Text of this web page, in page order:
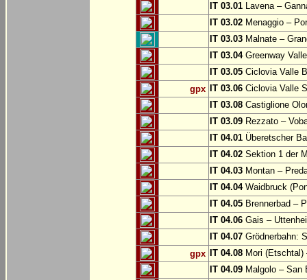
IT 03.01 Lavena –
IT 03.02 Menaggio –
IT 03.03 Malnate –
IT 03.04Greenway
IT 03.05 Ciclovia Valle
gpx
IT 03.06 Ciclovia Valle
IT 03.08 Castiglione
IT 03.09 Rezzato –
IT 04.01 Überetscher
IT 04.02 Sektion 1 der
IT 04.03 Montan –
IT 04.04Waidbruck
IT 04.05 Brennerbad –
IT 04.06 Gais –
IT 04.07 Grödnerbahn:
gpx
IT 04.08 Mori (Etschtal)
IT 04.09 Malgolo – San